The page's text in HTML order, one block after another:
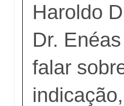
Haroldo
Dr.
falar